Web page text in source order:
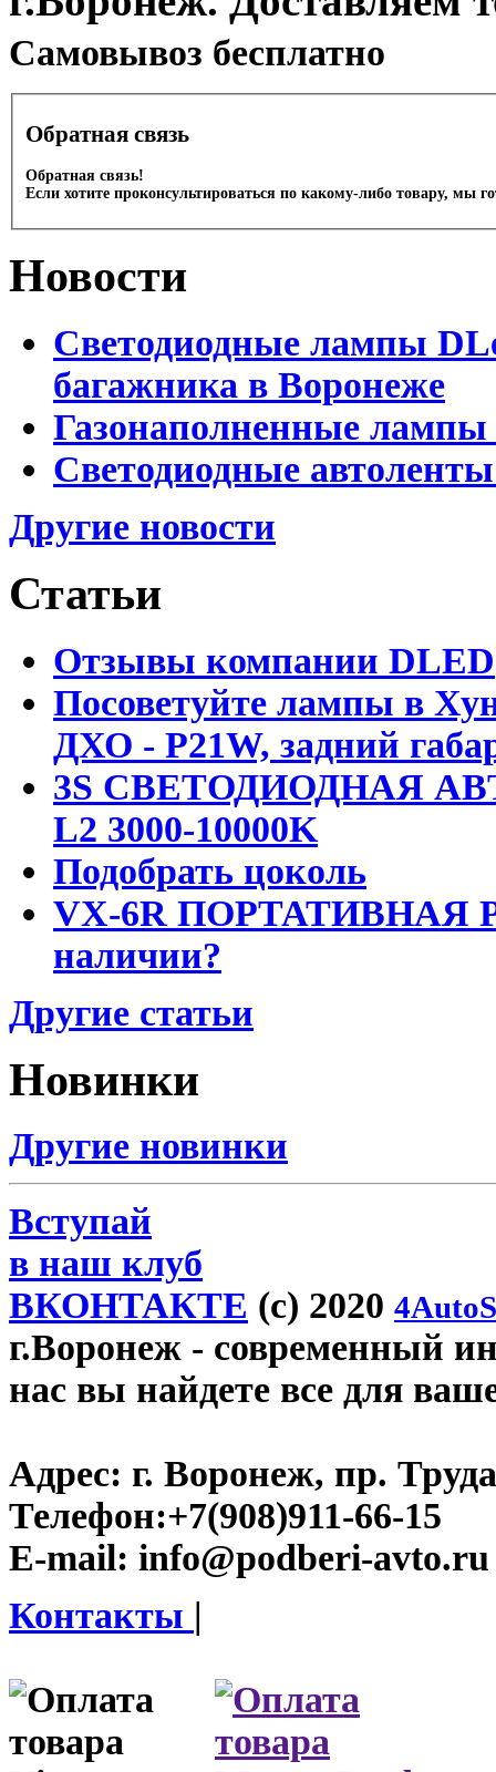
Cамовывоз бесплатно
Обратная связь
Обратная связь!
Если хотите проконсультироваться по какому-либо товару, мы
Новости
Светодиодные лампы
багажника в Воронеже
Газонаполненные
Светодиодные
Другие новости
Статьи
Отзывы компании DLED
Посоветуйте лампы в
ДХО - P21W, задний
3S СВЕТОДИОДНАЯ
L2 3000-10000K
Подобрать цоколь
VX-6R ПОРТАТИВНАЯ
наличии?
Другие статьи
Новинки
Другие новинки
Вступай
в наш клуб
ВКОНТАКТЕ (c) 2020
г.Воронеж - современный
нас вы найдете все для
Адрес: г. Воронеж, пр.
Телефон:+7(908)911-66-15
E-mail: info@podberi-avto.ru
Контакты |